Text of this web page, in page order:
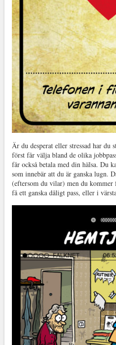
Är du desperat eller stressad har du
först får välja bland de olika
får också betala med din hälsa. Du
som innebär att du är ganska lugn.
(eftersom du vilar) men du
få ett ganska dåligt pass, eller i